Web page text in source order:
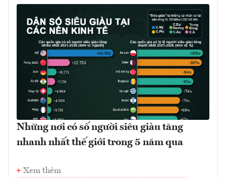
Những nơi có số người siêu giàu tăng
nhanh nhất thế giới trong 5 năm qua
Xem thêm